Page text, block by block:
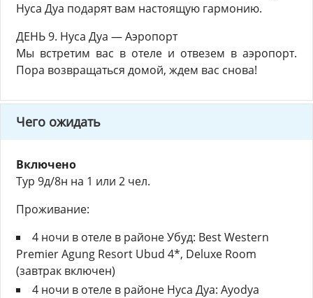
Нуса Дуа подарят вам настоящую гармонию.
ДЕНЬ 9. Нуса Дуа — Аэропорт
Мы встретим вас в отеле и отвезем в аэропорт.
Пора возвращаться домой, ждем вас снова!
Чего ожидать
Включено
Тур 9д/8н на 1 или 2 чел.
Проживание:
4 ночи в отеле в районе Убуд: Best Western
Premier Agung Resort Ubud 4*, Deluxe Room
(завтрак включен)
4 ночи в отеле в районе Нуса Дуа: Ayodya